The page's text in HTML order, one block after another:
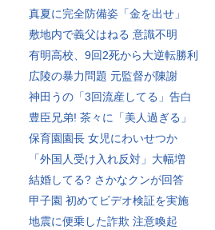
真夏に完全防備姿「金を出せ」
敷地内で義父はねる 意識不明
有明高校、9回2死から大逆転勝利
広陵の暴力問題 元監督が陳謝
神田うの「3回流産してる」告白
豊臣兄弟! 茶々に「美人過ぎる」
保育園園長 女児にわいせつか
「外国人受け入れ反対」大幅増
結婚してる? さかなクンが回答
甲子園 初めてビデオ検証を実施
地震に便乗した詐欺 注意喚起